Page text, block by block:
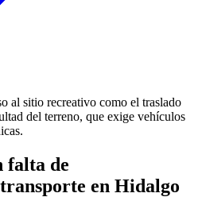
al sitio recreativo como el traslado
del terreno, que exige vehículos
falta de
en Hidalgo